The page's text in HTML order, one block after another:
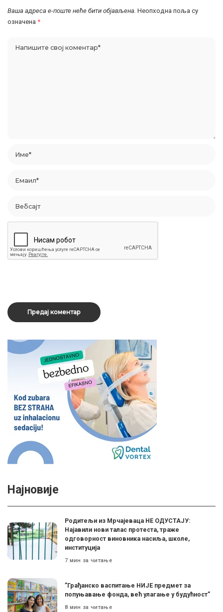
Ваша адреса е-поште неће бити објављена. Неопходна поља су
означена *
Најновије
Родитељи из Мрчајеваца НЕ ОДУСТАЈУ:
Најавили нови талас протеста, траже
одговорност виновника насиља, школе,
институција
7 мин за читање
”Грађанско васпитање НИЈЕ предмет за
попуњавање фонда, већ улагање у будућност”
8 мин за читање